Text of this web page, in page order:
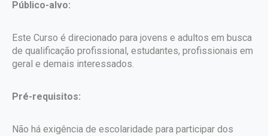
Público-alvo:
Este Curso é direcionado para jovens e adultos em busca
de qualificação profissional, estudantes, profissionais em
geral e demais interessados.
Pré-requisitos:
Não há exigência de escolaridade para participar dos